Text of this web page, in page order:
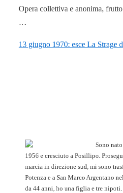
Opera collettiva e anonima,
…
13 giugno 1970: esce La Strage
Sono
1956 e cresciuto a Posillipo.
marcia in direzione sud, mi sono
Potenza e a San Marco Argentano
da 44 anni, ho una figlia e tre nipoti.